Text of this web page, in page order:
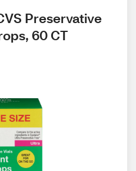
Preservative
60 CT